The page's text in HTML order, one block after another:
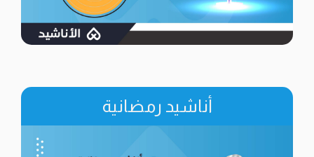
أناشيد رمضانية